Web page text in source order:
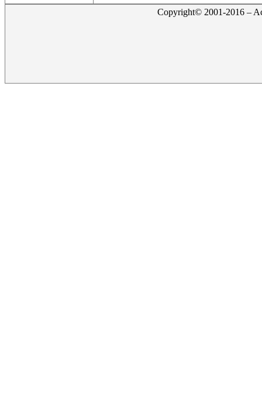
Copyright© 2001-2016 –